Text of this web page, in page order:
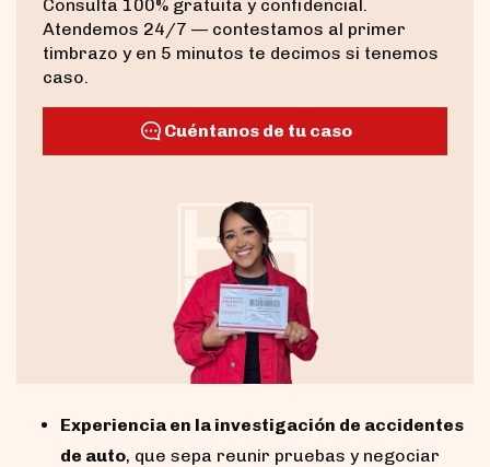
Consulta 100% gratuita y confidencial.
Atendemos 24/7 — contestamos al primer
timbrazo y en 5 minutos te decimos si tenemos
caso.
Cuéntanos de tu caso
Experiencia en la investigación de accidentes
de auto, que sepa reunir pruebas y negociar